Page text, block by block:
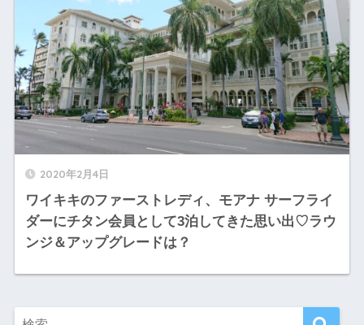
2020年2月4日
ワイキキのファーストレディ、モアナ サーフライ
ダーにチタン会員として3泊してきた思い出♡ラウ
ンジ＆アップグレードは？